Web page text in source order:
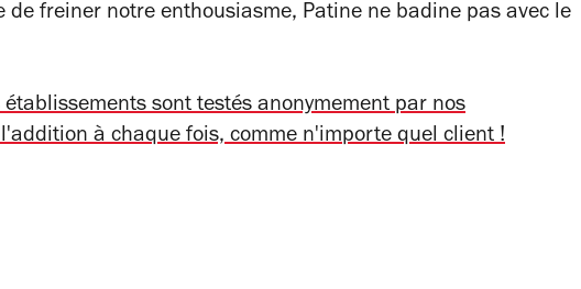
freiner notre enthousiasme, Patine ne badine pas avec le
établissements sont testés anonymement par nos
à chaque fois, comme n'importe quel client !